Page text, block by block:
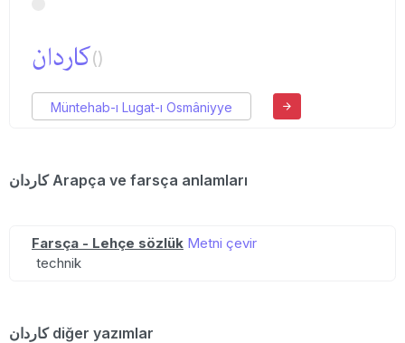
كاردان()
Müntehab-ı Lugat-ı Osmâniyye
كاردان Arapça ve farsça anlamları
Farsça - Lehçe sözlük Metni çevir
technik
كاردان diğer yazımlar